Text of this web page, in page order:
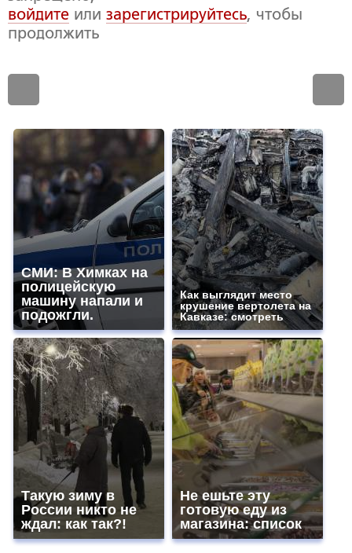
войдите или зарегистрируйтесь, чтобы
продолжить
СМИ: В Химках на
полицейскую
машину напали и
подожгли.
Как выглядит место
крушение вертолета на
Кавказе: смотреть
Такую зиму в
России никто не
ждал: как так?!
Не ешьте эту
готовую еду из
магазина: список